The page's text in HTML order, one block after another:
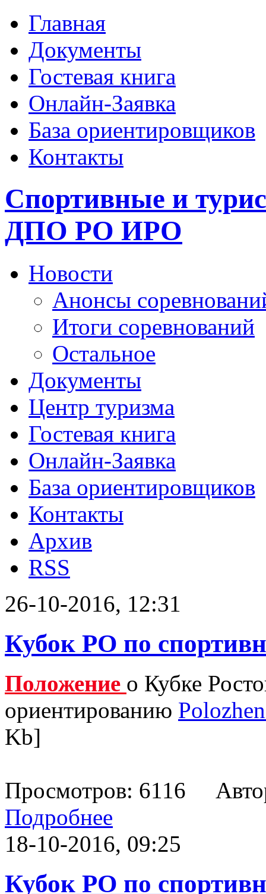
Главная
Документы
Гостевая книга
Онлайн-Заявка
База ориентировщиков
Контакты
Спортивные и
ДПО РО ИРО
Новости
Анонсы
Итоги соревнований
Остальное
Документы
Центр туризма
Гостевая книга
Онлайн-Заявка
База ориентировщиков
Контакты
Архив
RSS
26-10-2016, 12:31
Кубок РО по
Положение о Кубке
ориентированию
Kb]
Просмотров: 6116
Подробнее
18-10-2016, 09:25
Кубок РО по